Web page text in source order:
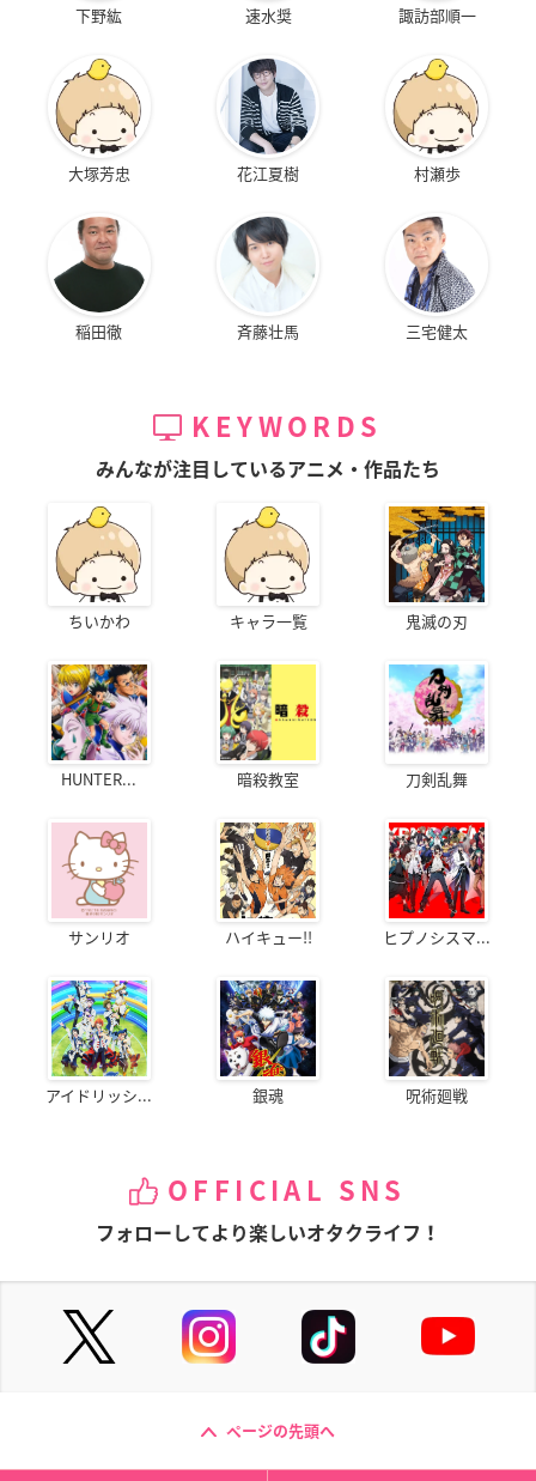
下野紘 速水奨 諏訪部順一
大塚芳忠 花江夏樹 村瀬歩
稲田徹 斉藤壮馬 三宅健太
KEYWORDS
みんなが注目しているアニメ・作品たち
ちいかわ キャラ一覧 鬼滅の刃
HUNTER... 暗殺教室 刀剣乱舞
サンリオ ハイキュー!! ヒプノシスマ...
アイドリッシ... 銀魂 呪術廻戦
OFFICIAL SNS
フォローしてより楽しいオタクライフ！
ページの先頭へ